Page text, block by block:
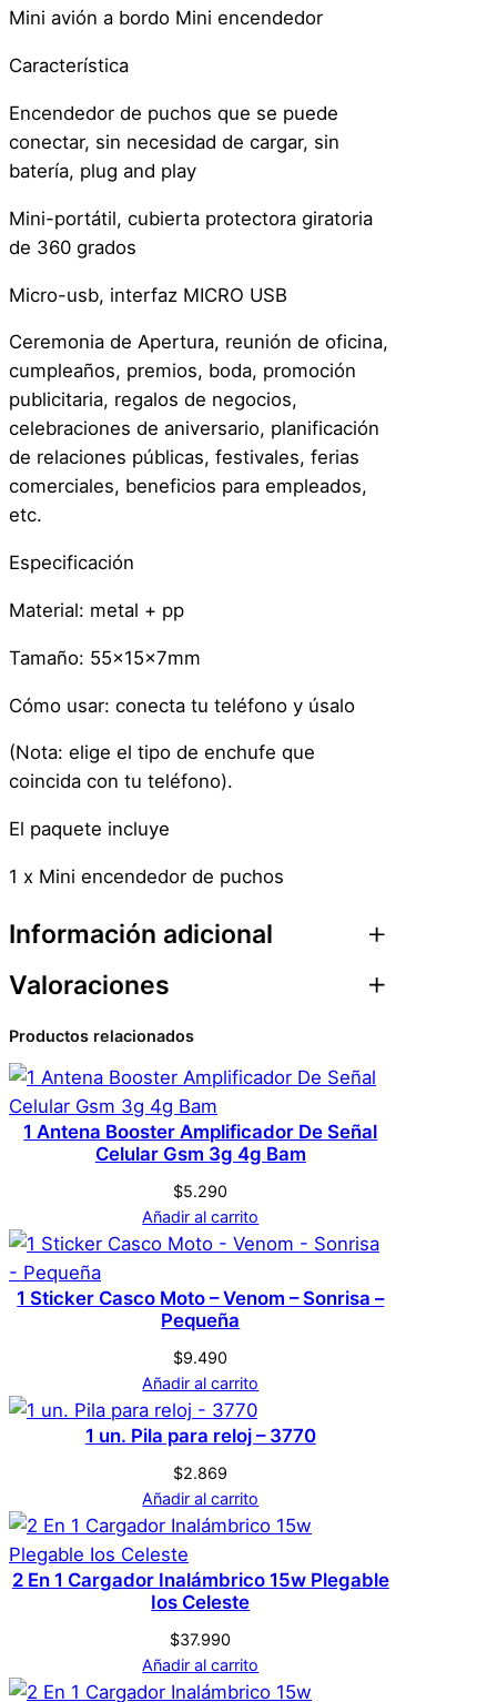
Mini avión a bordo Mini encendedor
Característica
Encendedor de puchos que se puede
conectar, sin necesidad de cargar, sin
batería, plug and play
Mini-portátil, cubierta protectora giratoria
de 360 grados
Micro-usb, interfaz MICRO USB
Ceremonia de Apertura, reunión de oficina,
cumpleaños, premios, boda, promoción
publicitaria, regalos de negocios,
celebraciones de aniversario, planificación
de relaciones públicas, festivales, ferias
comerciales, beneficios para empleados,
etc.
Especificación
Material: metal + pp
Tamaño: 55x15x7mm
Cómo usar: conecta tu teléfono y úsalo
(Nota: elige el tipo de enchufe que
coincida con tu teléfono).
El paquete incluye
1 x Mini encendedor de puchos
Información adicional
Atributos
Marca Genérica
Negro
Valoraciones
0 valoraciones en
Llavero – Encendedor
Celular – Tipo C
No hay valoraciones aún. Solo los usuarios
registrados que hayan comprado este
producto pueden hacer una valoración.
Acceder
Productos relacionados
1 Antena Booster Amplificador De Señal
Celular Gsm 3g 4g Bam
$5.290
Añadir al carrito
1 Sticker Casco Moto – Venom – Sonrisa –
Pequeña
$9.490
Añadir al carrito
1 un. Pila para reloj – 3770
$2.869
Añadir al carrito
2 En 1 Cargador Inalámbrico 15w Plegable
Ios Celeste
$37.990
Añadir al carrito